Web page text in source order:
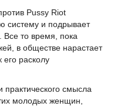
Pussy Riot
систему и подрывает
Все то время, пока
в обществе нарастает
расколу
смысла
молодых женщин,